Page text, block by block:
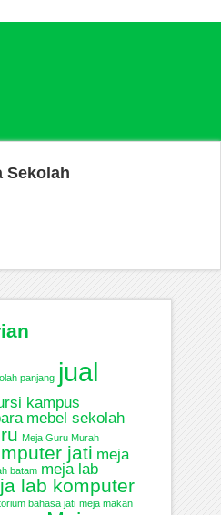
Sekolah
panjang jual
kampus
mebel sekolah
Meja Guru Murah
jati meja
batam meja lab
lab komputer
bahasa jati meja makan